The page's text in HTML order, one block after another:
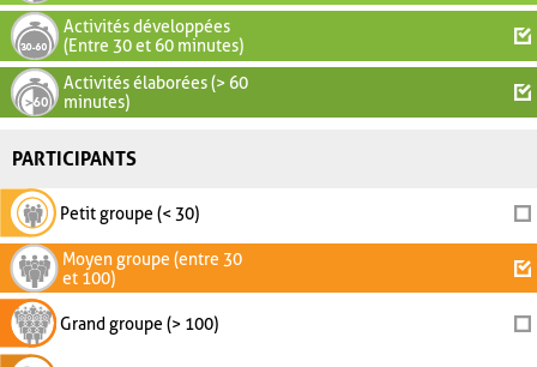
Activités développées
(Entre 30 et 60 minutes)
Activités élaborées (> 60
minutes)
PARTICIPANTS
Petit groupe (< 30)
Moyen groupe (entre 30
et 100)
Grand groupe (> 100)